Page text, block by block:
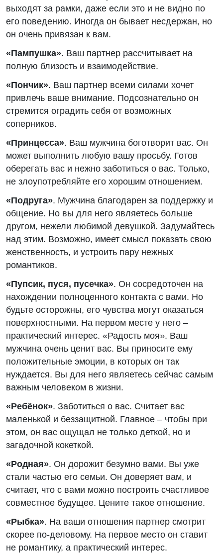
выходят за рамки, даже если это и не видно по
его поведению. Иногда он бывает несдержан, но
он очень привязан к вам.
«Пампушка». Ваш партнер рассчитывает на
полную близость и взаимодействие.
«Пончик». Ваш партнер всеми силами хочет
привлечь ваше внимание. Подсознательно он
стремится оградить себя от возможных
соперников.
«Принцесса». Ваш мужчина боготворит вас. Он
может выполнить любую вашу просьбу. Готов
оберегать вас и нежно заботиться о вас. Только,
не злоупотребляйте его хорошим отношением.
«Подруга». Мужчина благодарен за поддержку и
общение. Но вы для него являетесь больше
другом, нежели любимой девушкой. Задумайтесь
над этим. Возможно, имеет смысл показать свою
женственность, и устроить пару нежных
романтиков.
«Пупсик, пуся, пусечка». Он сосредоточен на
нахождении полноценного контакта с вами. Но
будьте осторожны, его чувства могут оказаться
поверхностными. На первом месте у него –
практический интерес. «Радость моя». Ваш
мужчина очень ценит вас. Вы приносите ему
положительные эмоции, в которых он так
нуждается. Вы для него являетесь сейчас самым
важным человеком в жизни.
«Ребёнок». Заботиться о вас. Считает вас
маленькой и беззащитной. Главное – чтобы при
этом, он вас ощущал не только деткой, но и
загадочной кокеткой.
«Родная». Он дорожит безумно вами. Вы уже
стали частью его семьи. Он доверяет вам, и
считает, что с вами можно построить счастливое
совместное будущее. Цените такое отношение.
«Рыбка». На ваши отношения партнер смотрит
скорее по-деловому. На первое место он ставит
не романтику, а практический интерес.